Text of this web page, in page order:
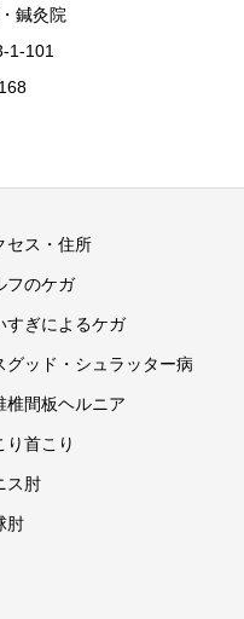
鍼灸院
1-101
セス・住所
フのケガ
すぎによるケガ
グッド・シュラッター病
椎間板ヘルニア
り首こり
ス肘
肘